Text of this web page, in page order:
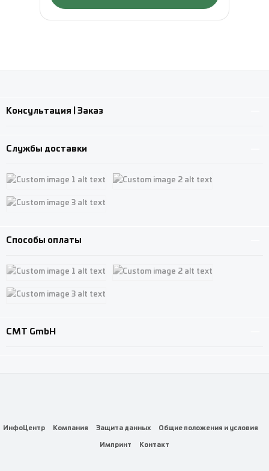
Консультация | Заказ
Службы доставки
Custom image 1
Способы оплаты
Custom image 1
CMT GmbH
ИнфоЦентр Компания Защита данных
Общие положения и условия
Импринт
Контакт